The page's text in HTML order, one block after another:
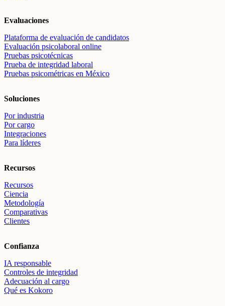
Evaluaciones
Plataforma de evaluación de candidatos
Evaluación psicolaboral online
Pruebas psicotécnicas
Prueba de integridad laboral
Pruebas psicométricas en México
Soluciones
Por industria
Por cargo
Integraciones
Para líderes
Recursos
Recursos
Ciencia
Metodología
Comparativas
Clientes
Confianza
IA responsable
Controles de integridad
Adecuación al cargo
Qué es Kokoro